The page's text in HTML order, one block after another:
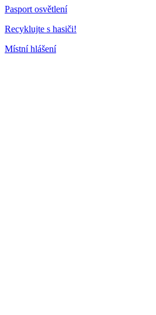
Pasport osvětlení
Recyklujte s hasiči!
Místní hlášení